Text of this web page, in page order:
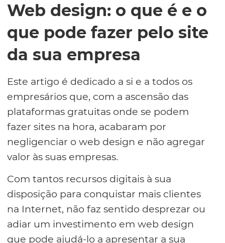
Web design: o que é e o
que pode fazer pelo site
da sua empresa
Este artigo é dedicado a si e a todos os
empresários que, com a ascensão das
plataformas gratuitas onde se podem
fazer sites na hora, acabaram por
negligenciar o web design e não agregar
valor às suas empresas.
Com tantos recursos digitais à sua
disposição para conquistar mais clientes
na Internet, não faz sentido desprezar ou
adiar um investimento em web design
que pode ajudá-lo a apresentar a sua